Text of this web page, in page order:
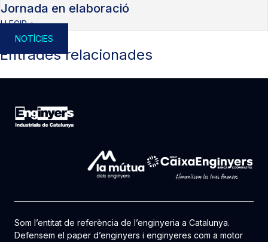
Jornada en elaboració
LLEGIR +
NOTÍCIES
Entrades relacionades
Som l’entitat de referència de l’enginyeria a Catalunya.
Defensem el paper d’enginyers i enginyeres com a motor